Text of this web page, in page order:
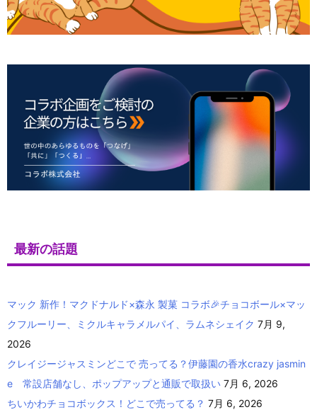
最新の話題
マック 新作！マクドナルド×森永 製菓 コラボ🎉チョコボール×マッ
クフルーリー、ミクルキャラメルパイ、ラムネシェイク 7月 9,
2026
クレイジージャスミンどこで 売ってる？伊藤園の香水crazy jasmin
e 常設店舗なし、ポップアップと通販で取扱い 7月 6, 2026
ちいかわチョコボックス！どこで売ってる？ 7月 6, 2026